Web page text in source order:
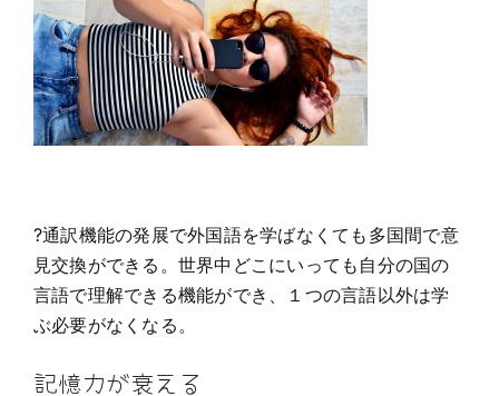
?通訳機能の発展で外国語を学ばなくても多国間で意
見交換ができる。世界中どこにいっても自分の国の
言語で理解できる機能ができ、１つの言語以外は学
ぶ必要がなくなる。
記憶力が衰える